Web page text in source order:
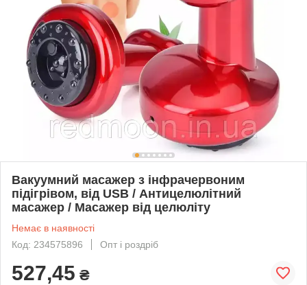
Вакуумний масажер з інфрачервоним
підігрівом, від USB / Антицелюлітний
масажер / Масажер від целюліту
Немає в наявності
Код: 234575896
Опт і роздріб
527,45 ₴